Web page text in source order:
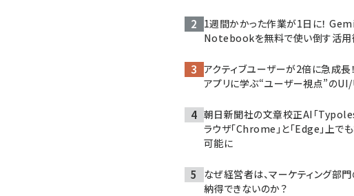
1週間かかった作業が1日に！
Notebookを無料で使い倒す活用
アクティブユーザーが2倍に急成長
アプリに学ぶ“ユーザー視点”の
朝日新聞社の文章校正AI「
ラウザ「Chrome」と「Edge」上で
可能に
なぜ経営者は、マーケティング部
納得できないのか？